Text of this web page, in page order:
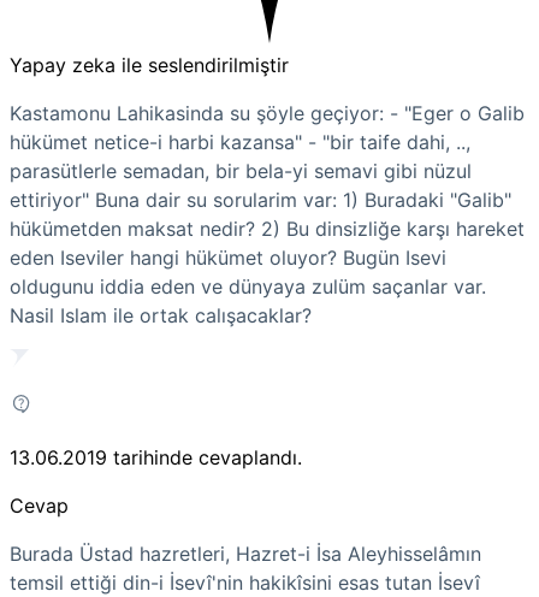
Yapay zeka ile seslendirilmiştir
Kastamonu Lahikasinda su şöyle geçiyor: - "Eger o Galib
hükümet netice-i harbi kazansa" - "bir taife dahi, ..,
parasütlerle semadan, bir bela-yi semavi gibi nüzul
ettiriyor" Buna dair su sorularim var: 1) Buradaki "Galib"
hükümetden maksat nedir? 2) Bu dinsizliğe karşı hareket
eden Iseviler hangi hükümet oluyor? Bugün Isevi
oldugunu iddia eden ve dünyaya zulüm saçanlar var.
Nasil Islam ile ortak calışacaklar?
13.06.2019 tarihinde cevaplandı.
Cevap
Burada Üstad hazretleri, Hazret-i İsa Aleyhisselâmın
temsil ettiği din-i İsevî'nin hakikîsini esas tutan İsevî